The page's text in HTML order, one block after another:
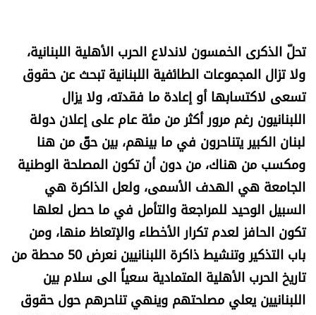
ثقافة وفنون
فصل من كتاب
اقرأ تضحك
كاميرا
سجالات
صحّة وصحن
الرياضة
تحلّ الذكرى الخمسون لاندلاع الحرب الأهلية اللبنانية،
ولا تزال المجموعات الطائفية اللبنانية تبحث عن حقوق
تسعى لاكتسابها أو إعادة ما فقدته، ولا يزال
اللبنانيون رغم مرور أكثر من مئة عام على إعلان دولة
لبنان الكبير يتناحرون في ما بينهم، بين حقّ من هنا
ومكسب من هناك، من دون أن تكون المصلحة الوطنية
الجامعة هي الهدف الأسمى، ولعل الذاكرة هي
السبيل الوحيد للمراجعة والتأمل في ما حصل لعلها
تكون الحافز لعدم تكرار الأخطاء والإتعاظ منها، ومن
باب التذكير وتنشيط ذاكرة اللبنانيين نعرض 50 محطة من
تاريخ الحرب الأهلية المتمادية سعياً الى سلام بين
اللبنانيين يعلي مصلحتهم وينهي تناحرهم حول حقوق